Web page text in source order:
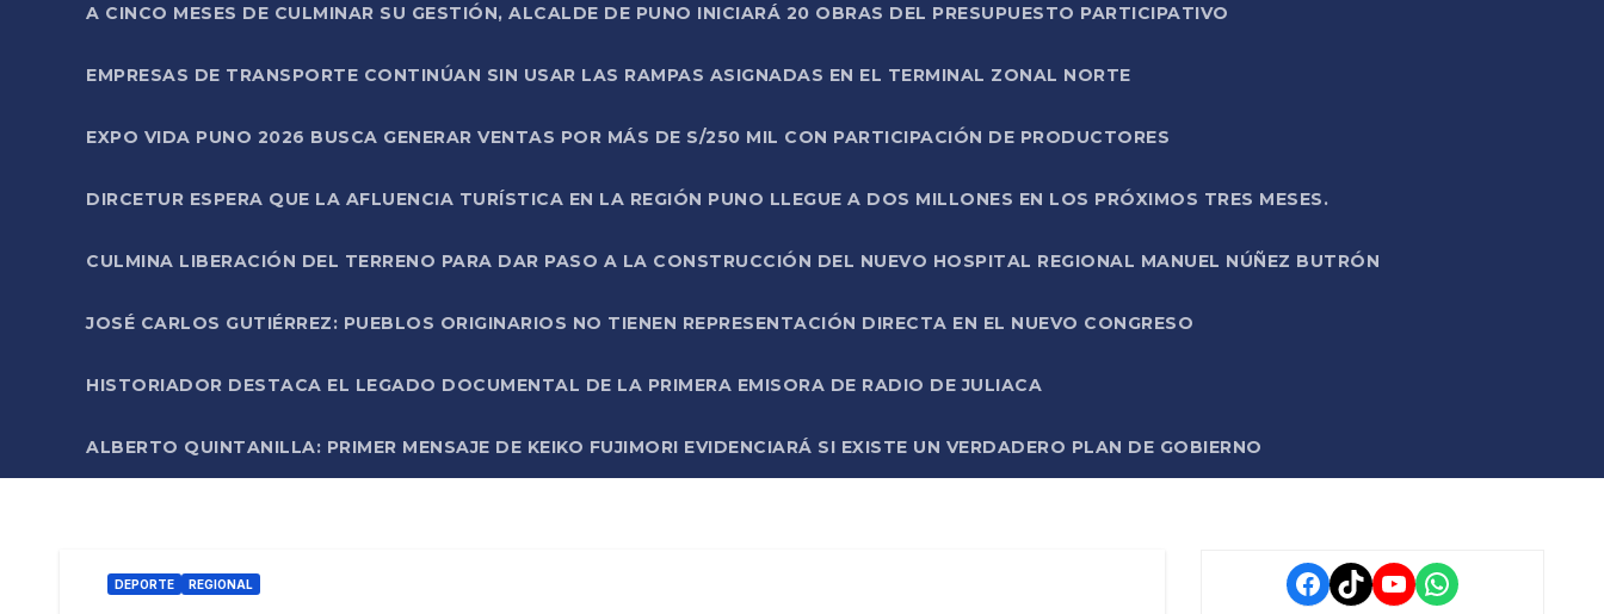
A CINCO MESES DE CULMINAR SU GESTIÓN, ALCALDE DE PUNO INICIARÁ 20 OBRAS DEL PRESUPUESTO PARTICIPATIVO
EMPRESAS DE TRANSPORTE CONTINÚAN SIN USAR LAS RAMPAS ASIGNADAS EN EL TERMINAL ZONAL NORTE
EXPO VIDA PUNO 2026 BUSCA GENERAR VENTAS POR MÁS DE S/250 MIL CON PARTICIPACIÓN DE PRODUCTORES
DIRCETUR ESPERA QUE LA AFLUENCIA TURÍSTICA EN LA REGIÓN PUNO LLEGUE A DOS MILLONES EN LOS PRÓXIMOS TRES MESES.
CULMINA LIBERACIÓN DEL TERRENO PARA DAR PASO A LA CONSTRUCCIÓN DEL NUEVO HOSPITAL REGIONAL MANUEL NÚÑEZ BUTRÓN
JOSÉ CARLOS GUTIÉRREZ: PUEBLOS ORIGINARIOS NO TIENEN REPRESENTACIÓN DIRECTA EN EL NUEVO CONGRESO
HISTORIADOR DESTACA EL LEGADO DOCUMENTAL DE LA PRIMERA EMISORA DE RADIO DE JULIACA
ALBERTO QUINTANILLA: PRIMER MENSAJE DE KEIKO FUJIMORI EVIDENCIARÁ SI EXISTE UN VERDADERO PLAN DE GOBIERNO
DEPORTE REGIONAL Facebook
TikTokYouTube
WhatsApp